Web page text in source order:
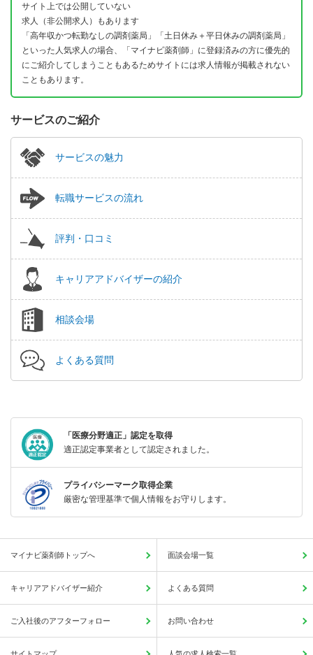
サイト上では公開していない
求人（非公開求人）もあります
「高年収かつ転勤なしの調剤薬局」「土日休み＋平日休みの調剤薬局」
といった人気求人の場合、「マイナビ薬剤師」に登録済みの方に優先的
にご紹介してしまうこともあるためサイトには求人情報が掲載されない
こともあります。
サービスのご紹介
サービスの魅力
転職サービスの流れ
評判・口コミ
キャリアアドバイザーの紹介
相談会場
よくある質問
「医療分野適正」認定を取得
適正認定事業者として認定されました。
プライバシーマーク取得企業
厳密な管理基準で個人情報をお守りします。
マイナビ薬剤師トップへ 面談会場一覧
キャリアアドバイザー紹介 よくある質問
ご入社後のアフターフォロー お問い合わせ
サイトマップ 人気の求人検索一覧